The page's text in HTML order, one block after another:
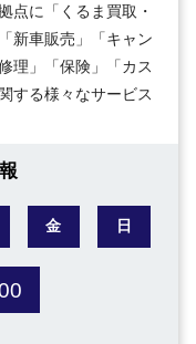
点に「くるま買取・
新車販売」「キャン
理」「保険」「カス
する様々なサービス
金 日